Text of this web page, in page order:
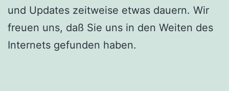
und Updates zeitweise etwas dauern. Wir
freuen uns, daß Sie uns in den Weiten des
Internets gefunden haben.